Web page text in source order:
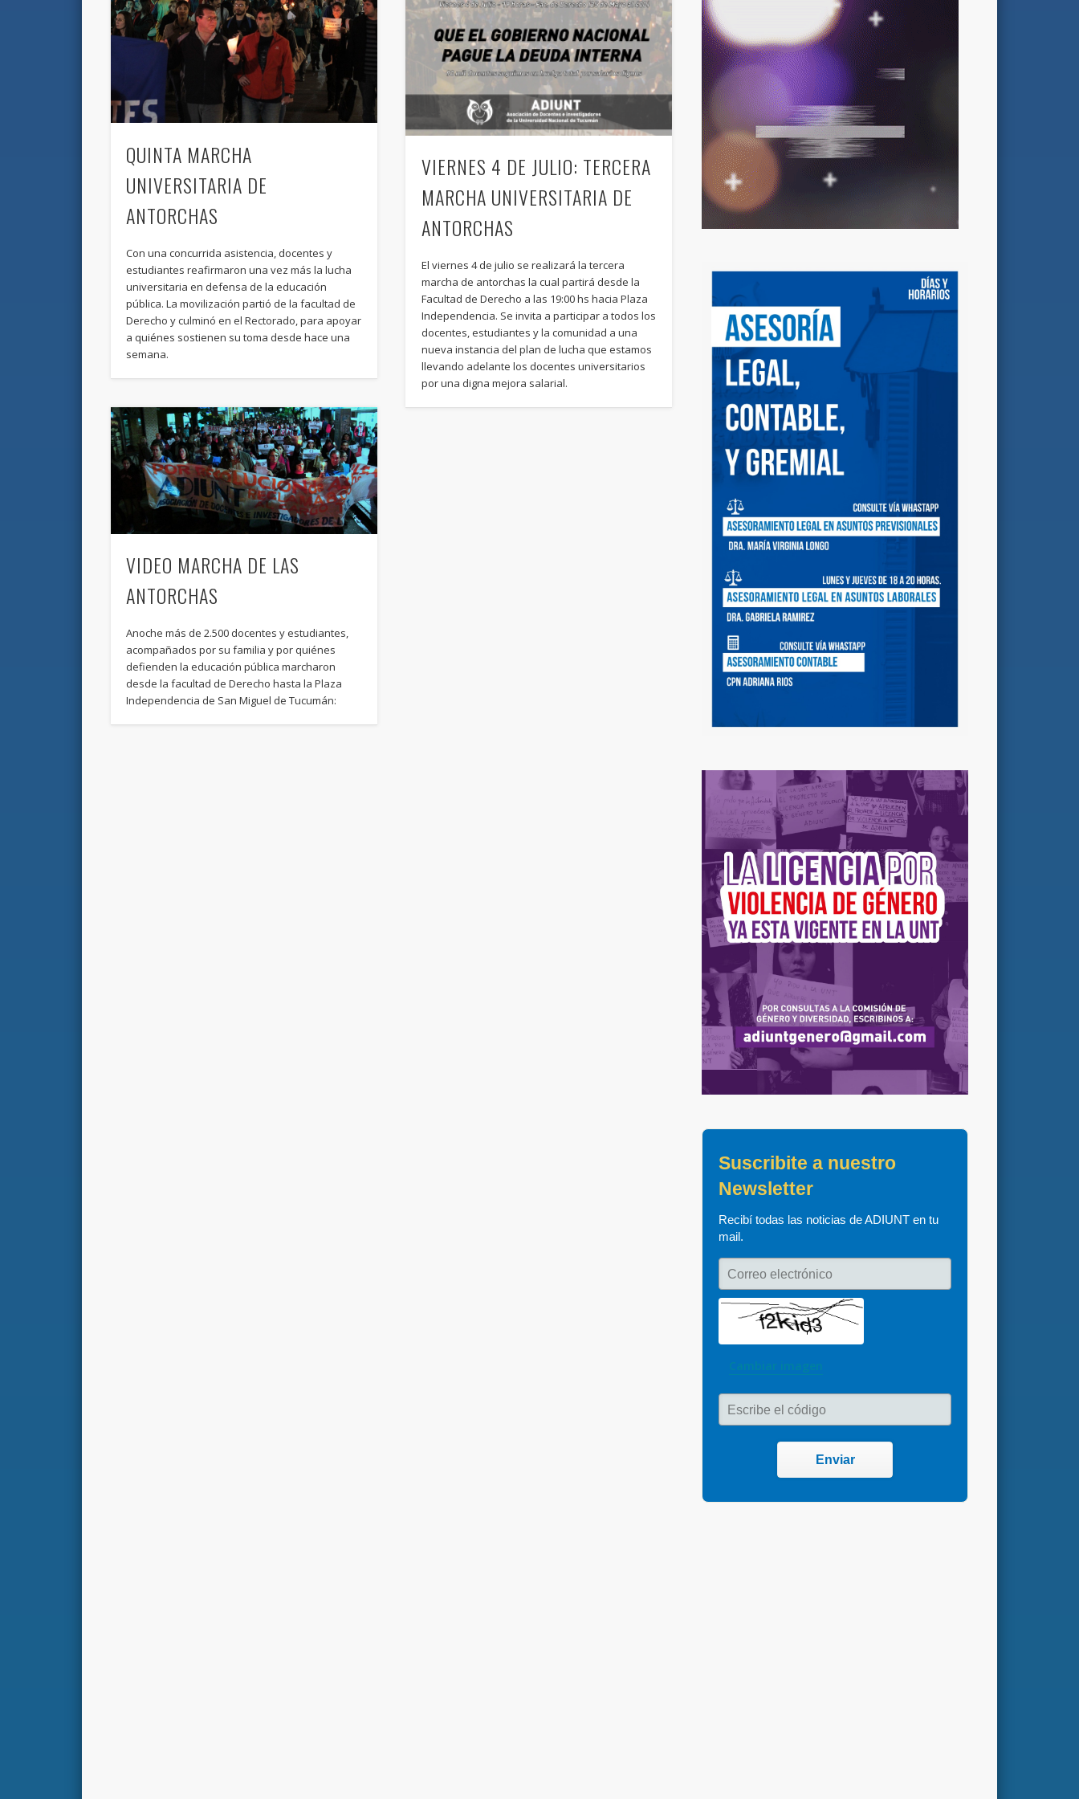
QUINTA MARCHA
UNIVERSITARIA DE
ANTORCHAS
Con una concurrida asistencia, docentes y
estudiantes reafirmaron una vez más la lucha
universitaria en defensa de la educación
pública. La movilización partió de la facultad de
Derecho y culminó en el Rectorado, para apoyar
a quiénes sostienen su toma desde hace una
semana.
VIERNES 4 DE JULIO: TERCERA
MARCHA UNIVERSITARIA DE
ANTORCHAS
El viernes 4 de julio se realizará la tercera
marcha de antorchas la cual partirá desde la
Facultad de Derecho a las 19:00 hs hacia Plaza
Independencia. Se invita a participar a todos los
docentes, estudiantes y la comunidad a una
nueva instancia del plan de lucha que estamos
llevando adelante los docentes universitarios
por una digna mejora salarial.
VIDEO MARCHA DE LAS
ANTORCHAS
Anoche más de 2.500 docentes y estudiantes,
acompañados por su familia y por quiénes
defienden la educación pública marcharon
desde la facultad de Derecho hasta la Plaza
Independencia de San Miguel de Tucumán:
Suscribite a nuestro
Newsletter
Recibí todas las noticias de ADIUNT en tu
mail.
Correo electrónico
Cambiar imagen
Escribe el código